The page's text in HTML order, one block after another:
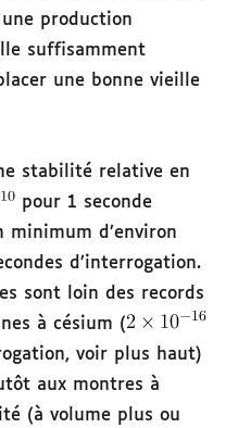
production
suffisamment
une bonne vieille
stabilité relative en
pour 1 seconde
minimum d’environ
d’interrogation.
sont loin des records
à césium (
voir plus haut)
aux montres à
(à volume plus ou